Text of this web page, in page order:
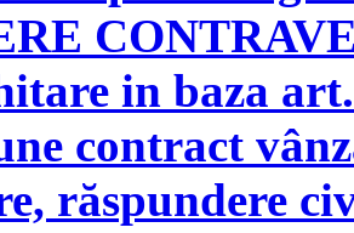
in baza
contract
răspundere